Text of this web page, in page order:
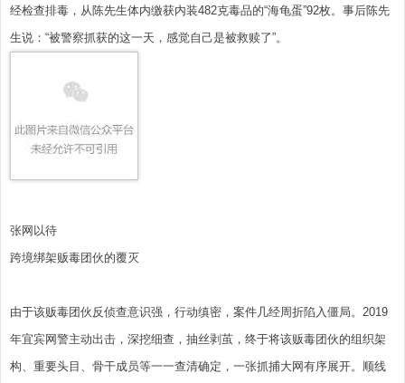
经检查排毒，从陈先生体内缴获内装482克毒品的“海龟蛋”92枚。事后陈先
生说：“被警察抓获的这一天，感觉自己是被救赎了”。
张网以待
跨境绑架贩毒团伙的覆灭
由于该贩毒团伙反侦查意识强，行动缜密，案件几经周折陷入僵局。2019
年宜宾网警主动出击，深挖细查，抽丝剥茧，终于将该贩毒团伙的组织架
构、重要头目、骨干成员等一一查清确定，一张抓捕大网有序展开。顺线